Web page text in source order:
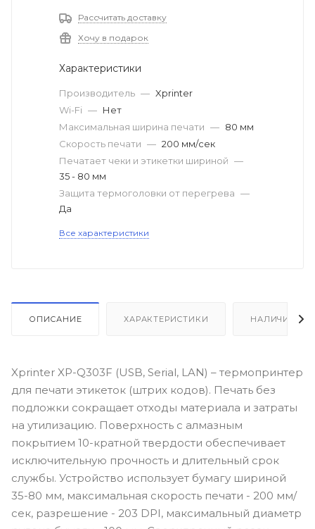
Рассчитать доставку
Хочу в подарок
Характеристики
Производитель — Xprinter
Wi-Fi — Нет
Максимальная ширина печати — 80 мм
Скорость печати — 200 мм/сек
Печатает чеки и этикетки шириной —
35 - 80 мм
Защита термоголовки от перегрева —
Да
Все характеристики
ОПИСАНИЕ ХАРАКТЕРИСТИКИ НАЛИЧИЕ
Xprinter XP-Q303F (USB, Serial, LAN) – термопринтер
для печати этикеток (штрих кодов). Печать без
подложки сокращает отходы материала и затраты
на утилизацию. Поверхность с алмазным
покрытием 10-кратной твердости обеспечивает
исключительную прочность и длительный срок
службы. Устройство использует бумагу шириной
35-80 мм, максимальная скорость печати - 200 мм/
сек, разрешение - 203 DPI, максимальный диаметр